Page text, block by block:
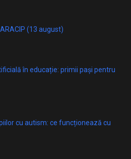
(13 august)
în educație: primii pași pentru
cu autism: ce funcționează cu